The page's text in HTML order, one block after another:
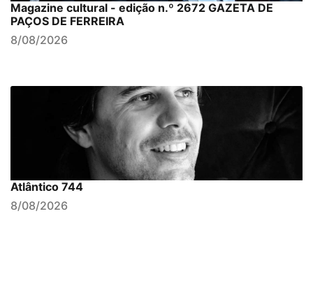
Magazine cultural - edição n.º 2672 GAZETA DE
PAÇOS DE FERREIRA
8/08/2026
Atlântico 744
8/08/2026